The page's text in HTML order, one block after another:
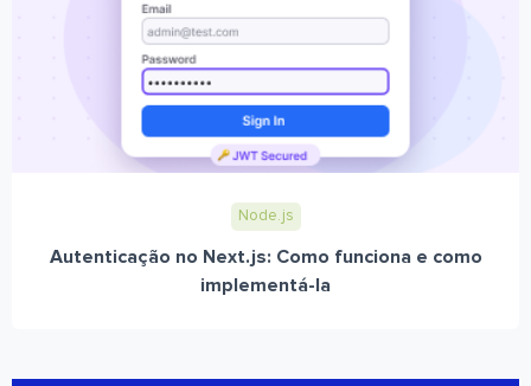
Node.js
Autenticação no Next.js: Como funciona e como
implementá-la